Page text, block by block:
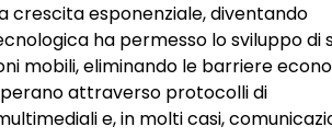
crescita esponenziale, diventando
ha permesso lo sviluppo di
mobili, eliminando le barriere
attraverso protocolli di
e, in molti casi,